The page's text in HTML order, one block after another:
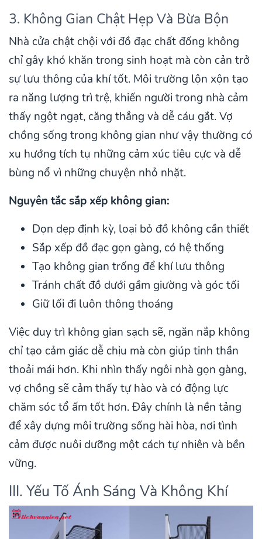
3. Không Gian Chật Hẹp Và Bừa Bộn
Nhà cửa chật chội với đồ đạc chất đống không
chỉ gây khó khăn trong sinh hoạt mà còn cản trở
sự lưu thông của khí tốt. Môi trường lộn xộn tạo
ra năng lượng trì trệ, khiến người trong nhà cảm
thấy ngột ngạt, căng thẳng và dễ cáu gắt. Vợ
chồng sống trong không gian như vậy thường có
xu hướng tích tụ những cảm xúc tiêu cực và dễ
bùng nổ vì những chuyện nhỏ nhặt.
Nguyên tắc sắp xếp không gian:
Dọn dẹp định kỳ, loại bỏ đồ không cần thiết
Sắp xếp đồ đạc gọn gàng, có hệ thống
Tạo không gian trống để khí lưu thông
Tránh chất đồ dưới gầm giường và góc tối
Giữ lối đi luôn thông thoáng
Việc duy trì không gian sạch sẽ, ngăn nắp không
chỉ tạo cảm giác dễ chịu mà còn giúp tinh thần
thoải mái hơn. Khi nhìn thấy ngôi nhà gọn gàng,
vợ chồng sẽ cảm thấy tự hào và có động lực
chăm sóc tổ ấm tốt hơn. Đây chính là nền tảng
để xây dựng môi trường sống hài hòa, nơi tình
cảm được nuôi dưỡng một cách tự nhiên và bền
vững.
III. Yếu Tố Ánh Sáng Và Không Khí